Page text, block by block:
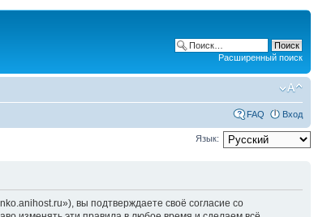
Расширенный поиск
FAQ Вход
Язык:
вы подтверждаете своё согласие со